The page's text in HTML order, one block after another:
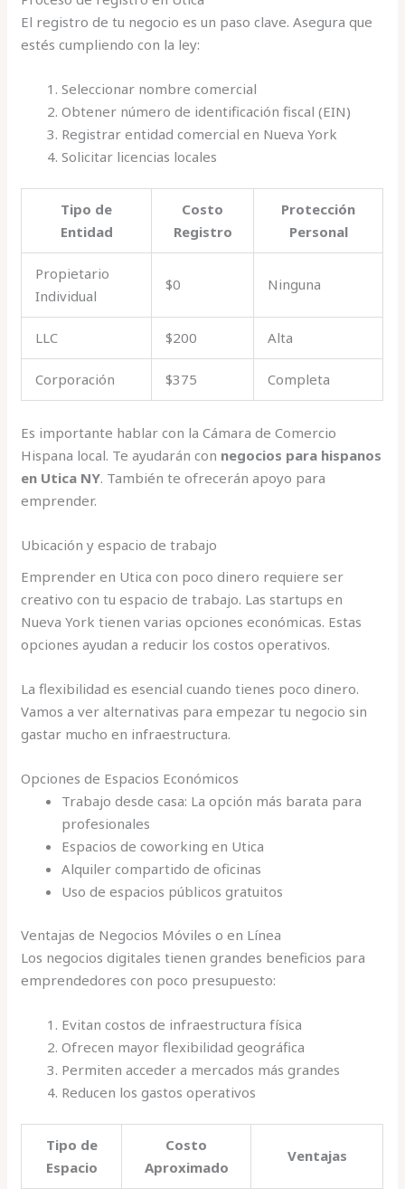
El registro de tu negocio es un paso clave. Asegura que
estés cumpliendo con la ley:
Seleccionar nombre comercial
Obtener número de identificación fiscal (EIN)
Registrar entidad comercial en Nueva York
Solicitar licencias locales
Tipo de
Entidad
Costo
Registro
Protección
Personal
Propietario
Individual
$0 Ninguna
LLC $200 Alta
Corporación $375 Completa
Es importante hablar con la Cámara de Comercio
Hispana local. Te ayudarán con negocios para hispanos
en Utica NY. También te ofrecerán apoyo para
emprender.
Ubicación y espacio de trabajo
Emprender en Utica con poco dinero requiere ser
creativo con tu espacio de trabajo. Las startups en
Nueva York tienen varias opciones económicas. Estas
opciones ayudan a reducir los costos operativos.
La flexibilidad es esencial cuando tienes poco dinero.
Vamos a ver alternativas para empezar tu negocio sin
gastar mucho en infraestructura.
Opciones de Espacios Económicos
Trabajo desde casa: La opción más barata para
profesionales
Espacios de coworking en Utica
Alquiler compartido de oficinas
Uso de espacios públicos gratuitos
Ventajas de Negocios Móviles o en Línea
Los negocios digitales tienen grandes beneficios para
emprendedores con poco presupuesto:
Evitan costos de infraestructura física
Ofrecen mayor flexibilidad geográfica
Permiten acceder a mercados más grandes
Reducen los gastos operativos
Tipo de
Espacio
Costo
Aproximado
Ventajas